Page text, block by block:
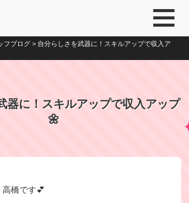
フブログ>自分らしさを武器に！スキルアップで収入ア
器に！スキルアップで収入アップ
🌼
高橋です💕